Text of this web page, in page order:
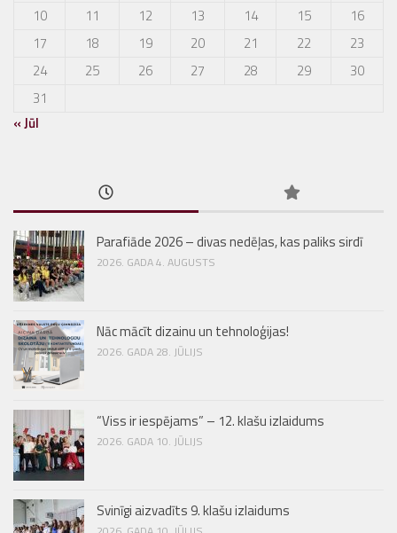
10
11 12 13 14 15
16
17
18 19 20 21 22
23
24
25 26 27 28 29
30
31
« Jūl
Parafiāde 2026 – divas nedēļas, kas paliks sirdī
2026. GADA 4. AUGUSTS
Nāc mācīt dizainu un tehnoloģijas!
2026. GADA 28. JŪLIJS
“Viss ir iespējams” – 12. klašu izlaidums
2026. GADA 10. JŪLIJS
Svinīgi aizvadīts 9. klašu izlaidums